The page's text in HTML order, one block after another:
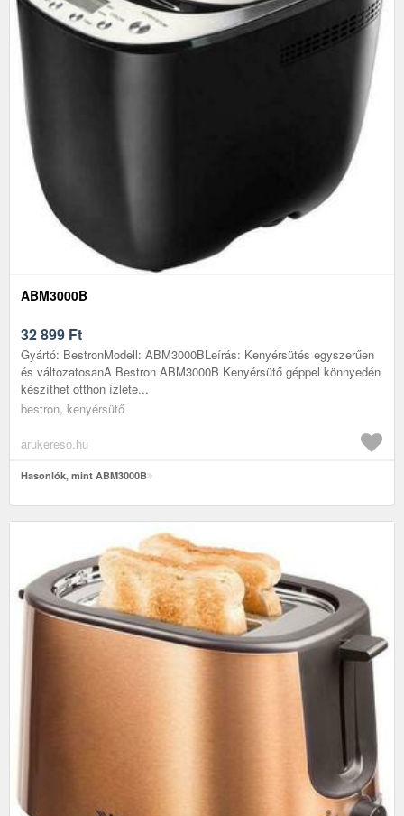
ABM3000B
32 899 Ft
Gyártó: BestronModell: ABM3000BLeírás: Kenyérsütés egyszerűen
és változatosanA Bestron ABM3000B Kenyérsütő géppel könnyedén
készíthet otthon ízlete...
bestron, kenyérsütő
arukereso.hu
Hasonlók, mint ABM3000B